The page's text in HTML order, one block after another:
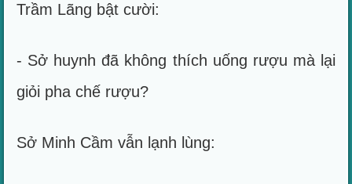
Trầm Lãng bật cười:
- Sở huynh đã không thích uống rượu mà lại
giỏi pha chế rượu?
Sở Minh Cầm vẫn lạnh lùng: